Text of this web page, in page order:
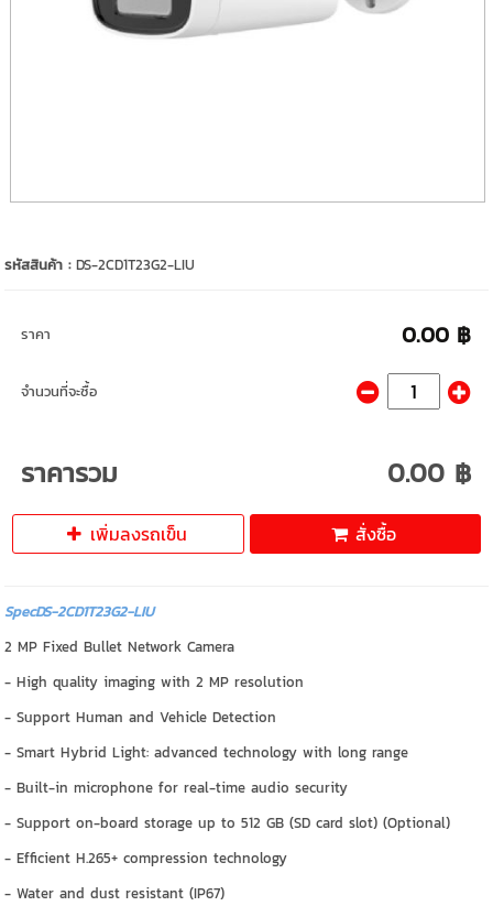
รหัสสินค้า :DS-2CD1T23G2-LIU
ราคา 0.00 ฿
จำนวนที่จะซื้อ
ราคารวม 0.00 ฿
เพิ่มลงรถเข็น สั่งซื้อ
SpecDS-2CD1T23G2-LIU
2 MP Fixed Bullet Network Camera
- High quality imaging with 2 MP resolution
- Support Human and Vehicle Detection
- Smart Hybrid Light: advanced technology with long range
- Built-in microphone for real-time audio security
- Support on-board storage up to 512 GB (SD card slot) (Optional)
- Efficient H.265+ compression technology
- Water and dust resistant (IP67)